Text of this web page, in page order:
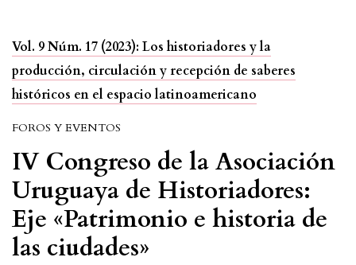
Vol. 9 Núm. 17 (2023): Los historiadores y la
producción, circulación y recepción de saberes
históricos en el espacio latinoamericano
FOROS Y EVENTOS
IV Congreso de la Asociación
Uruguaya de Historiadores:
Eje «Patrimonio e historia de
las ciudades»